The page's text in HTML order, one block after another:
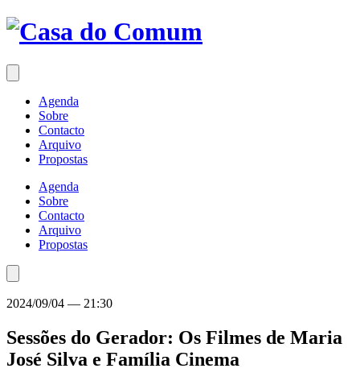
Saltar
para
conteúdo
Agenda
Sobre
Contacto
Arquivo
Propostas
Agenda
Sobre
Contacto
Arquivo
Propostas
2024/09/04 — 21:30
Sessões do Gerador: Os Filmes de Maria
José Silva e Família Cinema